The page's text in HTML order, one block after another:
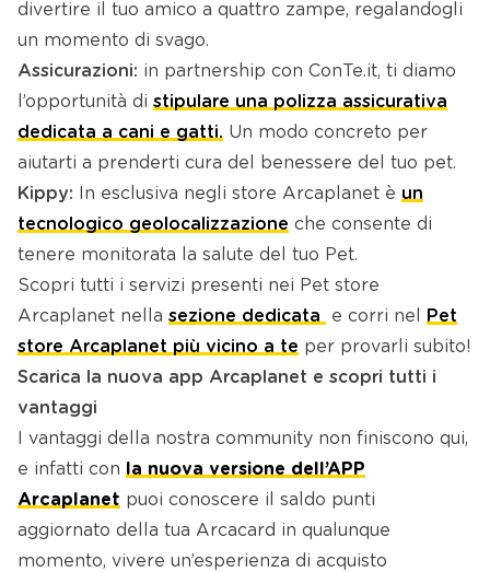
divertire il tuo amico a quattro zampe, regalandogli
un momento di svago.
Assicurazioni: in partnership con ConTe.it, ti diamo
l’opportunità di stipulare una polizza assicurativa
dedicata a cani e gatti. Un modo concreto per
aiutarti a prenderti cura del benessere del tuo pet.
Kippy: In esclusiva negli store Arcaplanet è un
tecnologico geolocalizzazione che consente di
tenere monitorata la salute del tuo Pet.
Scopri tutti i servizi presenti nei Pet store
Arcaplanet nella sezione dedicata e corri nel
Pet
store Arcaplanet più vicino a te per provarli subito!
Scarica la nuova app Arcaplanet e scopri tutti i
vantaggi
I vantaggi della nostra community non finiscono qui,
e infatti con
la nuova versione dell’APP
Arcaplanet puoi conoscere il saldo punti
aggiornato della tua Arcacard in qualunque
momento, vivere un’esperienza di acquisto